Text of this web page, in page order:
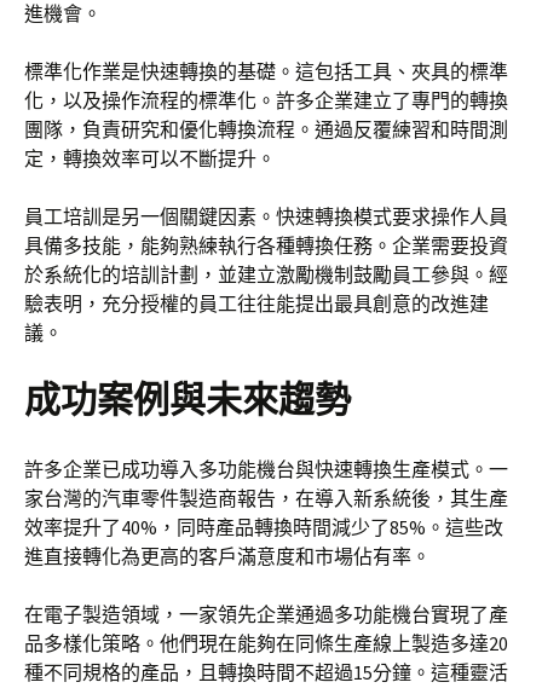
進機會。
標準化作業是快速轉換的基礎。這包括工具、夾具的標準
化，以及操作流程的標準化。許多企業建立了專門的轉換
團隊，負責研究和優化轉換流程。通過反覆練習和時間測
定，轉換效率可以不斷提升。
員工培訓是另一個關鍵因素。快速轉換模式要求操作人員
具備多技能，能夠熟練執行各種轉換任務。企業需要投資
於系統化的培訓計劃，並建立激勵機制鼓勵員工參與。經
驗表明，充分授權的員工往往能提出最具創意的改進建
議。
成功案例與未來趨勢
許多企業已成功導入多功能機台與快速轉換生產模式。一
家台灣的汽車零件製造商報告，在導入新系統後，其生產
效率提升了40%，同時產品轉換時間減少了85%。這些改
進直接轉化為更高的客戶滿意度和市場佔有率。
在電子製造領域，一家領先企業通過多功能機台實現了產
品多樣化策略。他們現在能夠在同條生產線上製造多達20
種不同規格的產品，且轉換時間不超過15分鐘。這種靈活